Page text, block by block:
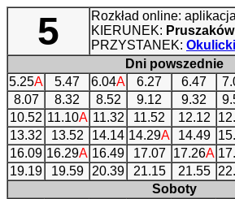
5
Rozkład online:
KIERUNEK: Pruszaków
PRZYSTANEK:
Dni powszednie
5.25A 5.47 6.04A 6.27 6.47
8.07
8.32 8.52 9.12 9.32
10.52 11.10A 11.32 11.52 12.12
13.32
13.52 14.14 14.29A 14.49
16.09 16.29A 16.49 17.07 17.26A
19.19
19.59 20.39 21.15 21.55
Soboty